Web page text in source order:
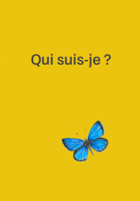
Qui suis-je ?